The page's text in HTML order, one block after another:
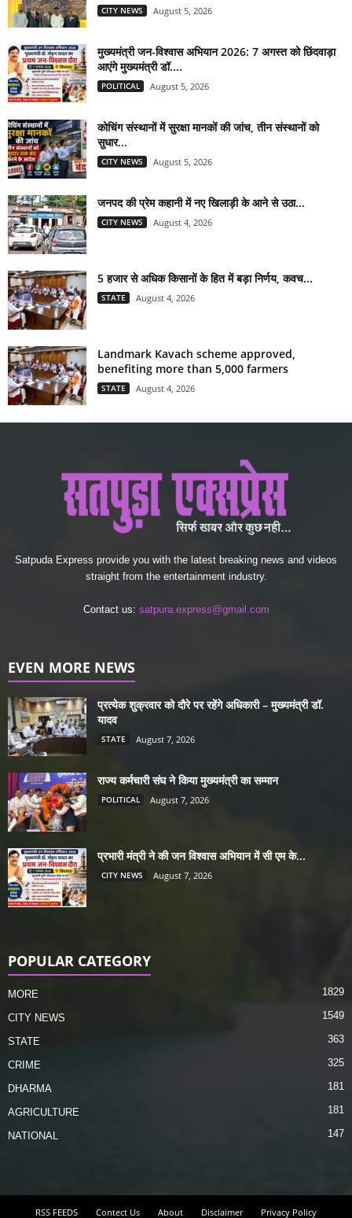
CITY NEWS August 5, 2026
मुख्यमंत्री जन-विश्वास अभियान 2026: 7 अगस्त को छिंदवाड़ा
आएंगे मुख्यमंत्री डॉ....
POLITICAL August 5, 2026
कोचिंग संस्थानों में सुरक्षा मानकों की जांच, तीन संस्थानों को
सुधार...
CITY NEWS August 5, 2026
जनपद की प्रेम कहानी में नए खिलाड़ी के आने से उठा...
CITY NEWS August 4, 2026
5 हजार से अधिक किसानों के हित में बड़ा निर्णय, कवच...
STATE August 4, 2026
Landmark Kavach scheme approved,
benefiting more than 5,000 farmers
STATE August 4, 2026
Satpuda Express provide you with the latest breaking news and videos
straight from the entertainment industry.
Contact us: satpura.express@gmail.com
EVEN MORE NEWS
प्रत्येक शुक्रवार को दौरे पर रहेंगे अधिकारी – मुख्यमंत्री डॉ.
यादव
STATE August 7, 2026
राज्य कर्मचारी संघ ने किया मुख्यमंत्री का सम्मान
POLITICAL August 7, 2026
प्रभारी मंत्री ने की जन विश्वास अभियान में सी एम के...
CITY NEWS August 7, 2026
POPULAR CATEGORY
MORE 1829
CITY NEWS 1549
STATE 363
CRIME 325
DHARMA 181
AGRICULTURE 181
NATIONAL 147
RSS FEEDS Contect Us About Disclaimer Privacy Policy